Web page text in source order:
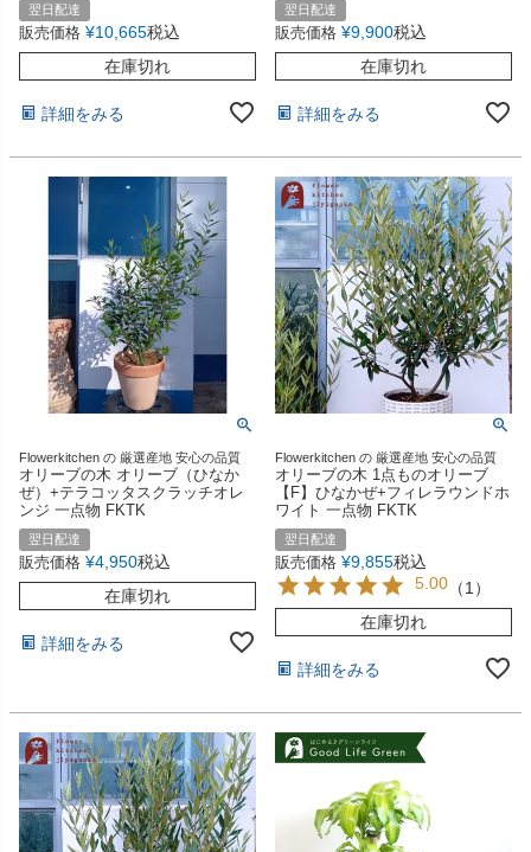
翌日配達
販売価格 ¥10,665税込
在庫切れ
詳細をみる
翌日配達
販売価格 ¥9,900税込
在庫切れ
詳細をみる
Flowerkitchen の 厳選産地 安心の品質
オリーブの木 オリーブ（ひなか
ぜ）+テラコッタスクラッチオレ
ンジ 一点物 FKTK
翌日配達
販売価格 ¥4,950税込
在庫切れ
詳細をみる
Flowerkitchen の 厳選産地 安心の品質
オリーブの木 1点ものオリーブ
【F】ひなかぜ+フィレラウンドホ
ワイト 一点物 FKTK
翌日配達
販売価格 ¥9,855税込
5.00 （1 ）
在庫切れ
詳細をみる